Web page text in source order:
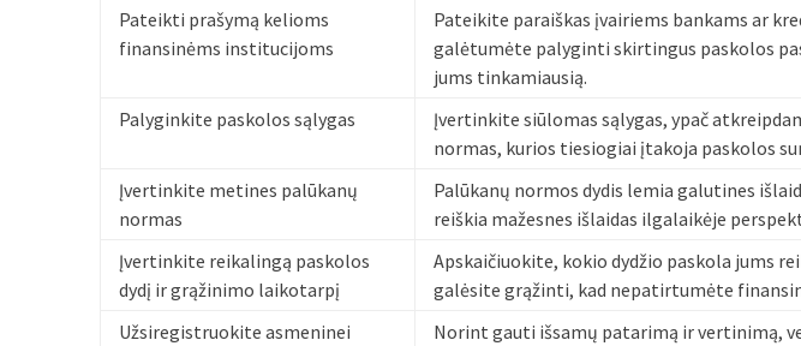
Pateikti prašymą kelioms
finansinėms institucijoms
Pateikite paraiškas įvairiems bankams ar
galėtumėte palyginti skirtingus paskolos
jums tinkamiausią.
Palyginkite paskolos sąlygas
Įvertinkite siūlomas sąlygas, ypač
normas, kurios tiesiogiai įtakoja paskolos
Įvertinkite metines palūkanų
normas
Palūkanų normos dydis lemia galutines
reiškia mažesnes išlaidas ilgalaikėje
Įvertinkite reikalingą paskolos
dydį ir grąžinimo laikotarpį
Apskaičiuokite, kokio dydžio paskola jums
galėsite grąžinti, kad nepatirtumėte
Užsiregistruokite asmeninei
Norint gauti išsamų patarimą ir vertinimą,